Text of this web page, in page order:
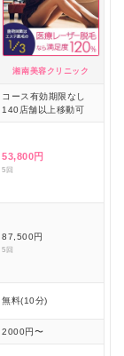
湘南美容クリニック
コース有効期限なし
140店舗以上移動可
53,800円
5回
87,500円
5回
無料(10分)
2000円〜